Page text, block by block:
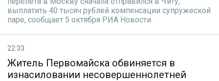
выплатить 40 тысяч рублей компенсации супружеской
паре, сообщает 5 октября РИА Новости.
22:33
Житель Первомайска обвиняется в
изнасиловании несовершеннолетней